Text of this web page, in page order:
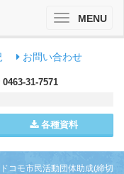
お問い合わせ
0463-31-7571
各種資料
ToggleMENU
コモ市民活動団体助成(締切